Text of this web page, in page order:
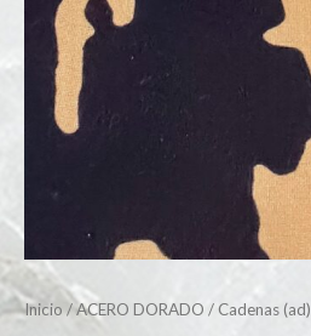
Inicio /ACERO DORADO /Cadenas (ad)